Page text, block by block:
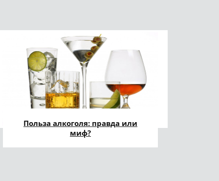
Польза алкоголя: правда или
миф?